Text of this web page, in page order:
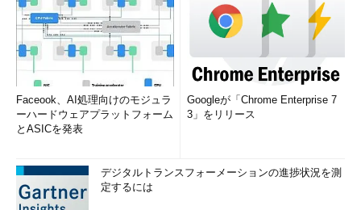
Faceook、AI処理向けのモジュラ
ーハードウェアプラットフォーム
とASICを発表
Googleが「Chrome Enterprise 7
3」をリリース
デジタルトランスフォーメーションの進捗状況を測
定するには